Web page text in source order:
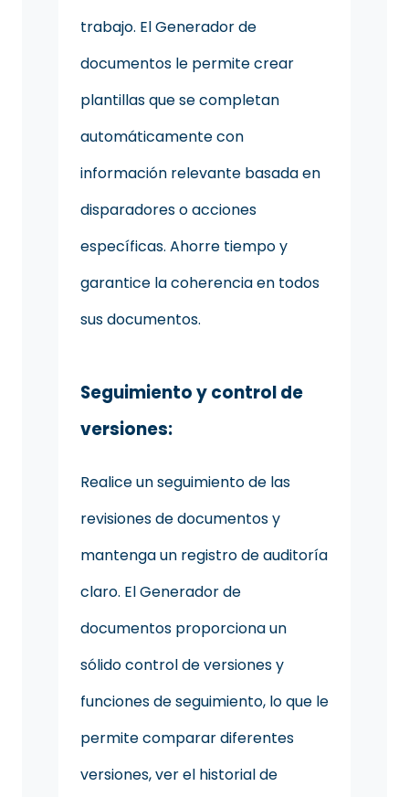
trabajo. El Generador de
documentos le permite crear
plantillas que se completan
automáticamente con
información relevante basada en
disparadores o acciones
específicas. Ahorre tiempo y
garantice la coherencia en todos
sus documentos.
Seguimiento y control de
versiones:
Realice un seguimiento de las
revisiones de documentos y
mantenga un registro de auditoría
claro. El Generador de
documentos proporciona un
sólido control de versiones y
funciones de seguimiento, lo que le
permite comparar diferentes
versiones, ver el historial de